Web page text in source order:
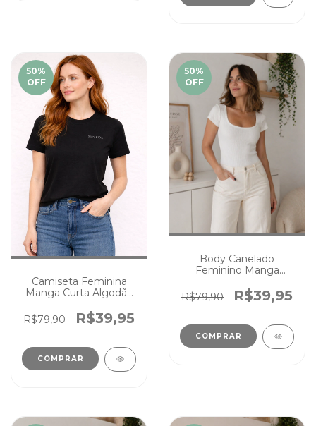
50%
OFF
Camiseta Feminina
Manga Curta Algodão
Preto
R$79,90 R$39,95
COMPRAR
50%
OFF
Body Canelado
Feminino Manga
R$79,90
R$39,95
COMPRAR